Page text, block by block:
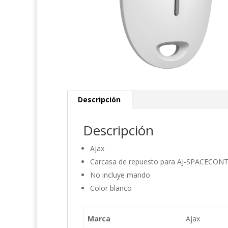
Descripción
Descripción
Ajax
Carcasa de repuesto para AJ-
No incluye mando
Color blanco
Marca Ajax